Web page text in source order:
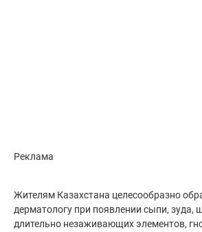
Реклама
Жителям Казахстана целесообразно
дерматологу при появлении сыпи, зуда,
длительно незаживающих элементов,